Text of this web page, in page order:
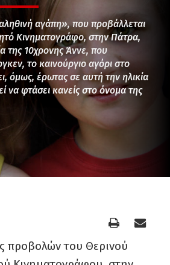
αγάπη», που προβάλλεται
Κινηματογράφο, στην Πάτρα,
της 10χρονης Άννε, που
το καινούργιο αγόρι στο
όμως, έρωτας σε αυτή την ηλικία
να φτάσει κανείς στο όνομα της
προβολών του Θερινού